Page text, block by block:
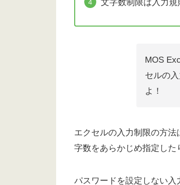
文字数制限は入力
MOS
セルの
よ！
エクセルの入力制限の方
字数をあらかじめ指定した
パスワードを設定しない入